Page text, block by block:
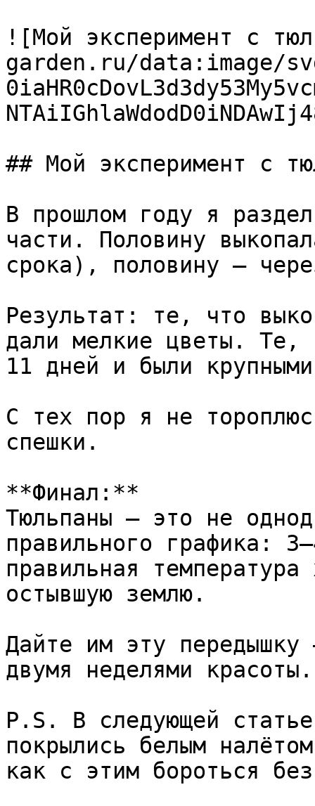
![Мой эксперимент с
garden.ru/data:image/
## Мой эксперимент с
В прошлом году я
части. Половину
срока), половину —
Результат: те, что
дали мелкие цветы. Те,
11 дней и были
С тех пор я не
спешки.
**Финал:**
Тюльпаны — это не
правильного графика:
правильная
остывшую землю.
Дайте им эту
двумя неделями
P.S. В следующей
покрылись белым
как с этим бороться